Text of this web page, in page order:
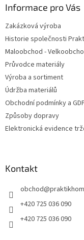
Informace pro Vás
Zakázková výroba
Historie společnosti
Maloobchod -
Průvodce materiály
Výroba a sortiment
Údržba materiálů
Obchodní podmínky a
Způsoby dopravy
Elektronická evidence
Kontakt
obchod@
+420 725 036 090
+420 725 036 090